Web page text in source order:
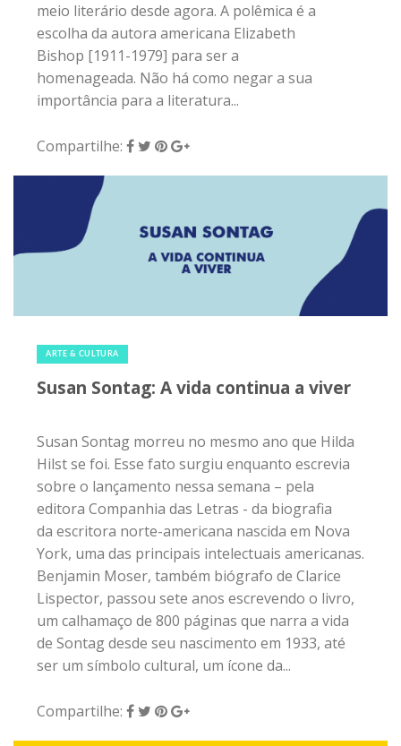
meio literário desde agora. A polêmica é a
escolha da autora americana Elizabeth
Bishop [1911-1979] para ser a
homenageada. Não há como negar a sua
importância para a literatura...
Compartilhe:
ARTE & CULTURA
Susan Sontag: A vida continua a viver
Susan Sontag morreu no mesmo ano que Hilda
Hilst se foi. Esse fato surgiu enquanto escrevia
sobre o lançamento nessa semana – pela
editora Companhia das Letras - da biografia
da escritora norte-americana nascida em Nova
York, uma das principais intelectuais americanas.
Benjamin Moser, também biógrafo de Clarice
Lispector, passou sete anos escrevendo o livro,
um calhamaço de 800 páginas que narra a vida
de Sontag desde seu nascimento em 1933, até
ser um símbolo cultural, um ícone da...
Compartilhe: